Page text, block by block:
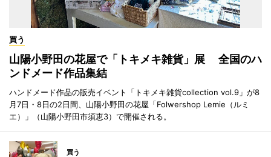
買う
山陽小野田の花屋で「トキメキ雑貨」展 全国のハ
ンドメード作品集結
ハンドメード作品の販売イベント「トキメキ雑貨collection vol.9」が8
月7日・8日の2日間、山陽小野田の花屋「Folwershop Lemie（ルミ
エ）」（山陽小野田市須恵3）で開催される。
買う